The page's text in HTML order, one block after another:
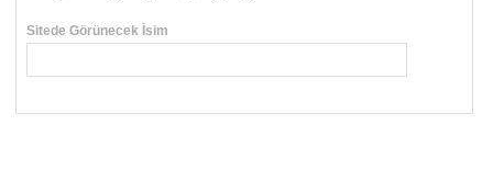
Sitede Görünecek İsim